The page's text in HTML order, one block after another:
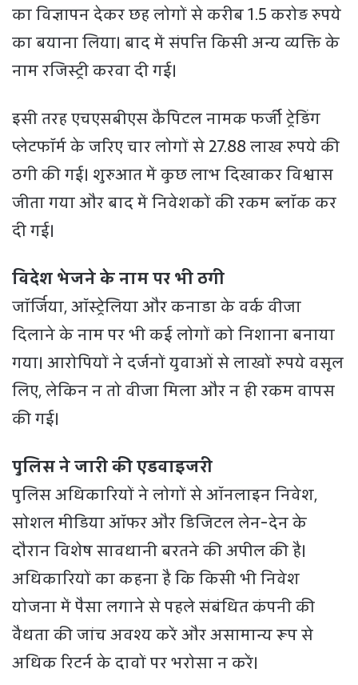
का विज्ञापन देकर छह लोगों से करीब 1.5 करोड़ रुपये
का बयाना लिया। बाद में संपत्ति किसी अन्य व्यक्ति के
नाम रजिस्ट्री करवा दी गई।
इसी तरह एचएसबीएस कैपिटल नामक फर्जी ट्रेडिंग
प्लेटफॉर्म के जरिए चार लोगों से 27.88 लाख रुपये की
ठगी की गई। शुरुआत में कुछ लाभ दिखाकर विश्वास
जीता गया और बाद में निवेशकों की रकम ब्लॉक कर
दी गई।
विदेश भेजने के नाम पर भी ठगी
जॉर्जिया, ऑस्ट्रेलिया और कनाडा के वर्क वीजा
दिलाने के नाम पर भी कई लोगों को निशाना बनाया
गया। आरोपियों ने दर्जनों युवाओं से लाखों रुपये वसूल
लिए, लेकिन न तो वीजा मिला और न ही रकम वापस
की गई।
पुलिस ने जारी की एडवाइजरी
पुलिस अधिकारियों ने लोगों से ऑनलाइन निवेश,
सोशल मीडिया ऑफर और डिजिटल लेन-देन के
दौरान विशेष सावधानी बरतने की अपील की है।
अधिकारियों का कहना है कि किसी भी निवेश
योजना में पैसा लगाने से पहले संबंधित कंपनी की
वैधता की जांच अवश्य करें और असामान्य रूप से
अधिक रिटर्न के दावों पर भरोसा न करें।